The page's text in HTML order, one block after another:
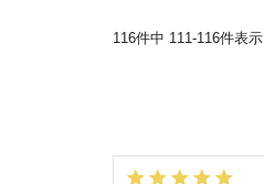
116件中 111 -116件表示